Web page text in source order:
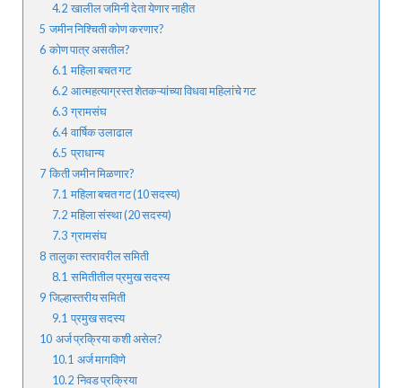
4.2 खालील जमिनी देता येणार नाहीत
5 जमीन निश्चिती कोण करणार?
6 कोण पात्र असतील?
6.1 महिला बचत गट
6.2 आत्महत्याग्रस्त शेतकऱ्यांच्या विधवा महिलांचे गट
6.3 ग्रामसंघ
6.4 वार्षिक उलाढाल
6.5 प्राधान्य
7 किती जमीन मिळणार?
7.1 महिला बचत गट (10 सदस्य)
7.2 महिला संस्था (20 सदस्य)
7.3 ग्रामसंघ
8 तालुका स्तरावरील समिती
8.1 समितीतील प्रमुख सदस्य
9 जिल्हास्तरीय समिती
9.1 प्रमुख सदस्य
10 अर्ज प्रक्रिया कशी असेल?
10.1 अर्ज मागविणे
10.2 निवड प्रक्रिया